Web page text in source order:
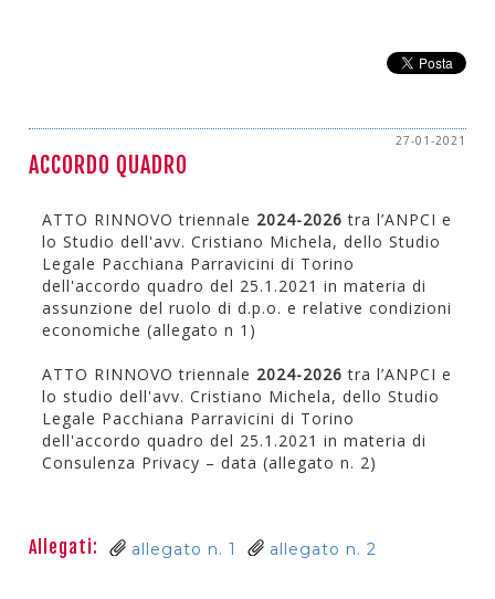
27-01-2021
ACCORDO QUADRO
ATTO RINNOVO triennale 2024-2026 tra l’ANPCI e
lo Studio dell'avv. Cristiano Michela, dello Studio
Legale Pacchiana Parravicini di Torino
dell'accordo quadro del 25.1.2021 in materia di
assunzione del ruolo di d.p.o. e relative condizioni
economiche (allegato n 1)
ATTO RINNOVO triennale 2024-2026 tra l’ANPCI e
lo studio dell'avv. Cristiano Michela, dello Studio
Legale Pacchiana Parravicini di Torino
dell'accordo quadro del 25.1.2021 in materia di
Consulenza Privacy – data (allegato n. 2)
Allegati: allegato n. 1 allegato n. 2